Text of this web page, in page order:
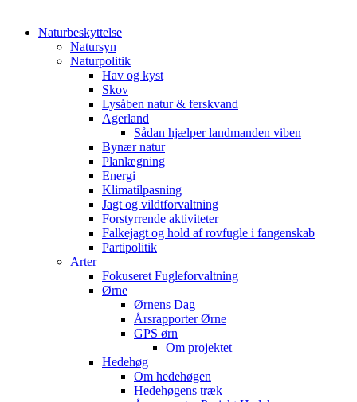
Naturbeskyttelse
Natursyn
Naturpolitik
Hav og kyst
Skov
Lysåben natur & ferskvand
Agerland
Sådan hjælper landmanden viben
Bynær natur
Planlægning
Energi
Klimatilpasning
Jagt og vildtforvaltning
Forstyrrende aktiviteter
Falkejagt og hold af rovfugle i fangenskab
Partipolitik
Arter
Fokuseret Fugleforvaltning
Ørne
Ørnens Dag
Årsrapporter Ørne
GPS ørn
Om projektet
Hedehøg
Om hedehøgen
Hedehøgens træk